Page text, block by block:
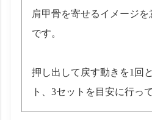
肩甲骨を寄せるイメージ
です。
押し出して戻す動きを1回
ト、3セットを目安に行っ